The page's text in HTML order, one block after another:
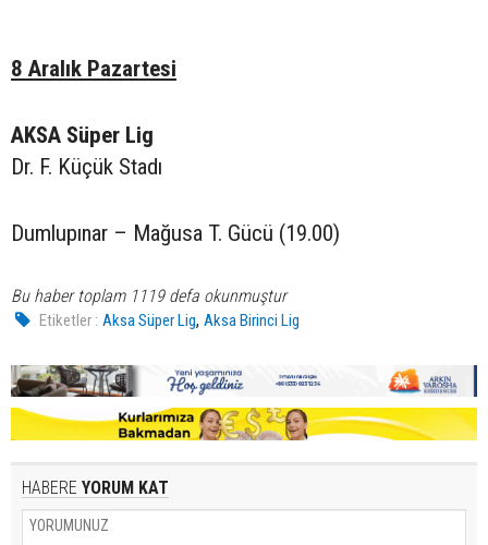
8 Aralık Pazartesi
AKSA Süper Lig
Dr. F. Küçük Stadı
Dumlupınar – Mağusa T. Gücü (19.00)
Bu haber toplam 1119 defa okunmuştur
Etiketler : Aksa Süper Lig,Aksa Birinci Lig
HABERE YORUM KAT